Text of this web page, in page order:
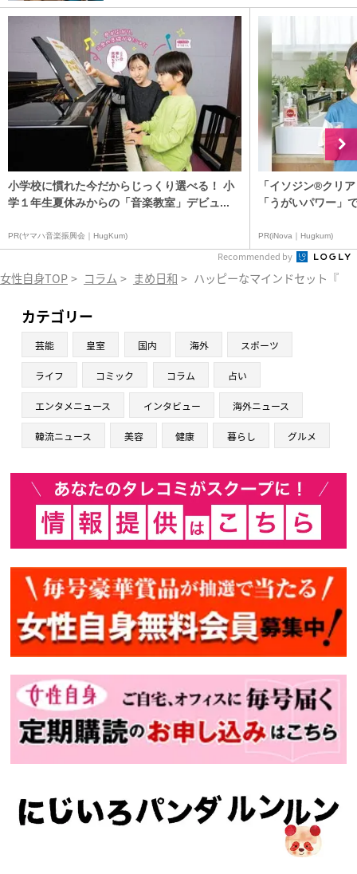
小学校に慣れた今だからじっくり選べる！ 小
学１年生夏休みからの「音楽教室」デビュ...
PR(ヤマハ音楽振興会｜HugKum)
「イソジン®クリ
「うがいパワー」
PR(iNova｜Hugkum)
Recommended by
女性自身TOP > コラム > まめ日和 > ハッピーなマインドセット『ま
カテゴリー
芸能 皇室 国内 海外 スポーツ
ライフ コミック コラム 占い
エンタメニュース インタビュー 海外ニュース
韓流ニュース 美容 健康 暮らし グルメ